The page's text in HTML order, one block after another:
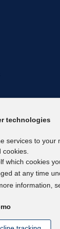
technologies
services to your
cookies.
which cookies
at any time
information,